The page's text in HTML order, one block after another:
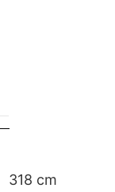
318 cm